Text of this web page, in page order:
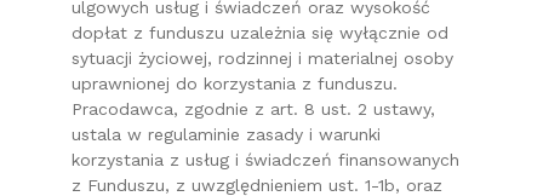
ulgowych usług i świadczeń oraz wysokość
dopłat z funduszu uzależnia się wyłącznie od
sytuacji życiowej, rodzinnej i materialnej osoby
uprawnionej do korzystania z funduszu.
Pracodawca, zgodnie z art. 8 ust. 2 ustawy,
ustala w regulaminie zasady i warunki
korzystania z usług i świadczeń finansowanych
z Funduszu, z uwzględnieniem ust. 1-1b, oraz